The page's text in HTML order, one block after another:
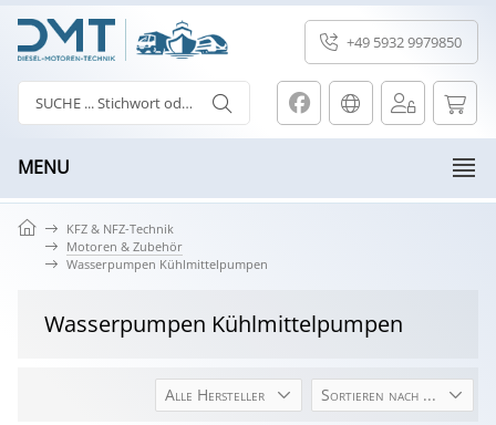
+49 5932 9979850
MENU
KFZ & NFZ-Technik
Motoren & Zubehör
Wasserpumpen Kühlmittelpumpen
Wasserpumpen Kühlmittelpumpen
Alle Hersteller Sortieren nach ...